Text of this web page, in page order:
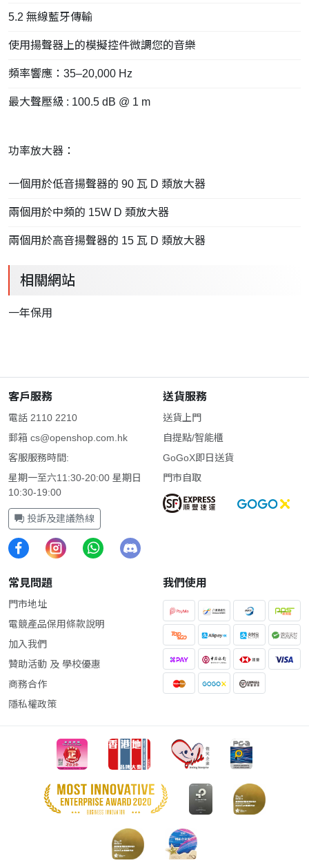
5.2 無線藍牙傳輸
使用揚聲器上的模擬控件微調您的音樂
頻率響應：35–20,000 Hz
最大聲壓級 : 100.5 dB @ 1 m
功率放大器：
一個用於低音揚聲器的 90 瓦 D 類放大器
兩個用於中頻的 15W D 類放大器
兩個用於高音揚聲器的 15 瓦 D 類放大器
相關網站
一年保用
客戶服務
電話 2110 2210
郵箱 cs@openshop.com.hk
客服服務時間:
星期一至六11:30-20:00 星期日
10:30-19:00
投訴及建議熱線
送貨服務
送貨上門
自提點/智能櫃
GoGoX即日送貨
門市自取
常見問題
門市地址
電競產品保用條款說明
加入我們
贊助活動 及 學校優惠
商務合作
隱私權政策
我們使用